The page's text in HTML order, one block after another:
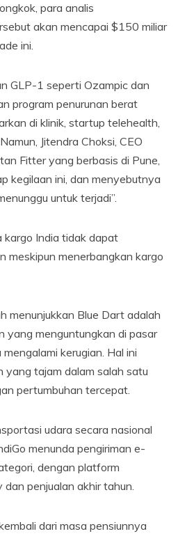
para analis
akan mencapai $150 miliar
ini.
GLP-1 seperti Ozampic dan
program penurunan berat
di klinik, startup telehealth,
Jitendra Choksi, CEO
Fitter yang berbasis di Pune,
kegilaan ini, dan menyebutnya
untuk terjadi”.
kargo India tidak dapat
meskipun menerbangkan kargo
menunjukkan Blue Dart adalah
yang menguntungkan di pasar
kerugian. Hal ini
yang tajam dalam salah satu
pertumbuhan tercepat.
udara secara nasional
menunda pengiriman e-
dengan platform
penjualan akhir tahun.
dari masa pensiunnya